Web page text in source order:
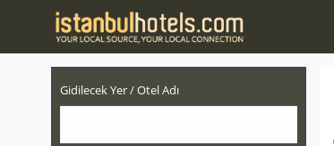
Gidilecek Yer / Otel Adı